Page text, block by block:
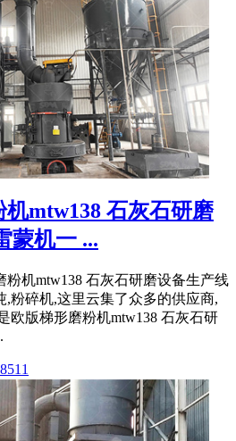
机mtw138 石灰石研磨
蒙机一 ...
粉机mtw138 石灰石研磨设备生产线
,粉碎机,这里云集了众多的供应商,
欧版梯形磨粉机mtw138 石灰石研